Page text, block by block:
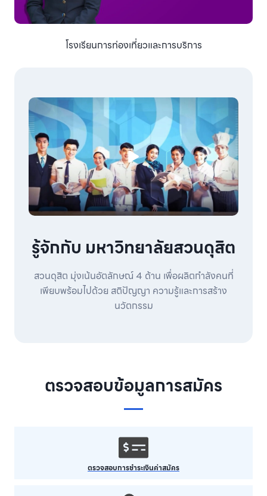
โรงเรียนการท่องเที่ยวและการบริการ
รู้จักกับ มหาวิทยาลัยสวนดุสิต
สวนดุสิต มุ่งเน้นอัตลักษณ์ 4 ด้าน เพื่อผลิตกำลังคนที่
เพียบพร้อมไปด้วย สติปัญญา ความรู้และการสร้าง
นวัตกรรม
ตรวจสอบข้อมูลการสมัคร
ตรวจสอบการชำระเงินค่าสมัคร